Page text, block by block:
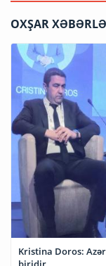
OXŞAR
Kristina Doros: